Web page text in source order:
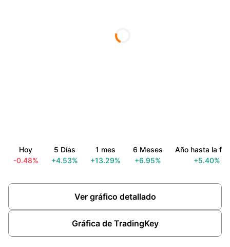
Ver gráfico detallado
Gráfica de TradingKey
Hoy
-0.48%
5 Días
+4.53%
1 mes
+13.29%
6 Meses
+6.95%
Año hasta la
+5.40%